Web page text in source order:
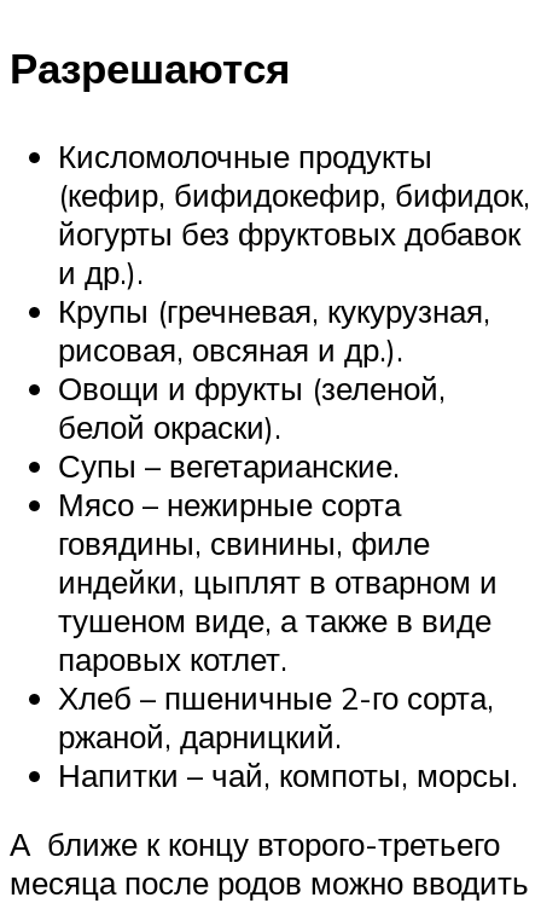
Разрешаются
Кисломолочные продукты
(кефир, бифидокефир, бифидок,
йогурты без фруктовых добавок
и др.).
Крупы (гречневая, кукурузная,
рисовая, овсяная и др.).
Овощи и фрукты (зеленой,
белой окраски).
Супы – вегетарианские.
Мясо – нежирные сорта
говядины, свинины, филе
индейки, цыплят в отварном и
тушеном виде, а также в виде
паровых котлет.
Хлеб – пшеничные 2-го сорта,
ржаной, дарницкий.
Напитки – чай, компоты, морсы.
А ближе к концу второго-третьего
месяца после родов можно вводить